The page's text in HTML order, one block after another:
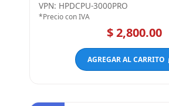
VPN: HPDCPU-3000PRO
$ 2,800.00
AGREGAR AL CARRITO